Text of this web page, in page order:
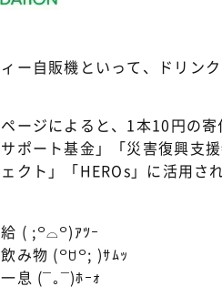
ー自販機といって、ドリン
ージによると、1本10円の
ポート基金」「災害復興支援
クト」「HEROs」に活用さ
( ;꒪⌓꒪)ｱﾂｰ
み物 (꒪ꇴ꒪; )ｻﾑｯ
息 (¯｡¯)ﾎｰｫ